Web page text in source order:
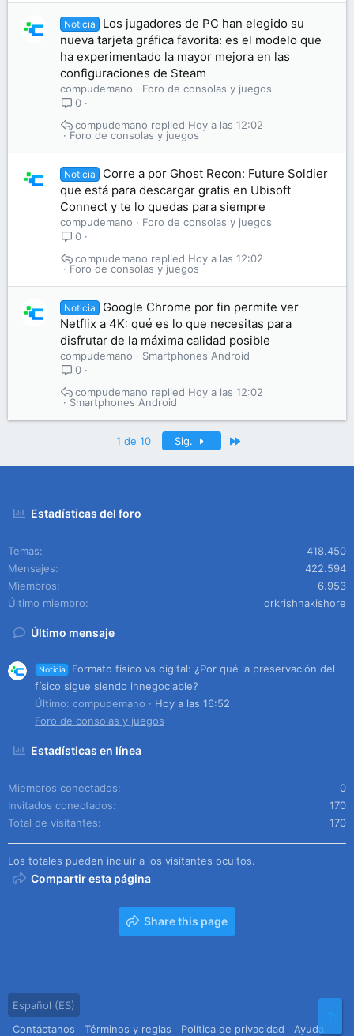
Noticia
Los jugadores de PC han elegido su
nueva tarjeta gráfica favorita: es el modelo que
ha experimentado la mayor mejora en las
configuraciones de Steam
compudemano
Foro de consolas y juegos
0
Foro de consolas y juegos
Hoy a las 12:02
compudemano
Noticia
Corre a por Ghost Recon: Future Soldier
que está para descargar gratis en Ubisoft
Connect y te lo quedas para siempre
compudemano
Foro de consolas y juegos
0
Foro de consolas y juegos
Hoy a las 12:02
compudemano
Noticia
Google Chrome por fin permite ver
Netflix a 4K: qué es lo que necesitas para
disfrutar de la máxima calidad posible
compudemano
Smartphones Android
0
Smartphones Android
Hoy a las 12:02
compudemano
1 de 10 Sig.
Estadísticas del foro
Temas
418.450
Mensajes
422.594
Miembros
6.953
Último miembro
drkrishnakishore
Último mensaje
Noticia
Formato físico vs digital: ¿Por qué la preservación del
físico sigue siendo innegociable?
Último: compudemano
Hoy a las 16:52
Foro de consolas y juegos
Estadísticas en línea
Miembros conectados
0
Invitados conectados
170
Total de visitantes
170
Los totales pueden incluir a los visitantes ocultos.
Compartir esta página
Share this page
Español (ES)
Contáctanos
Términos y reglas Política de privacidad Ayuda